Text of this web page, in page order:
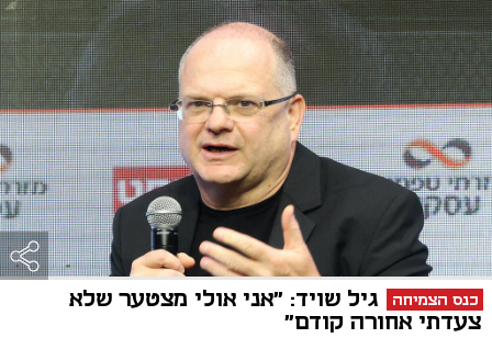
כנס הצמיחה
גיל שויד: "אני אולי מצטער שלא
צעדתי אחורה קודם"